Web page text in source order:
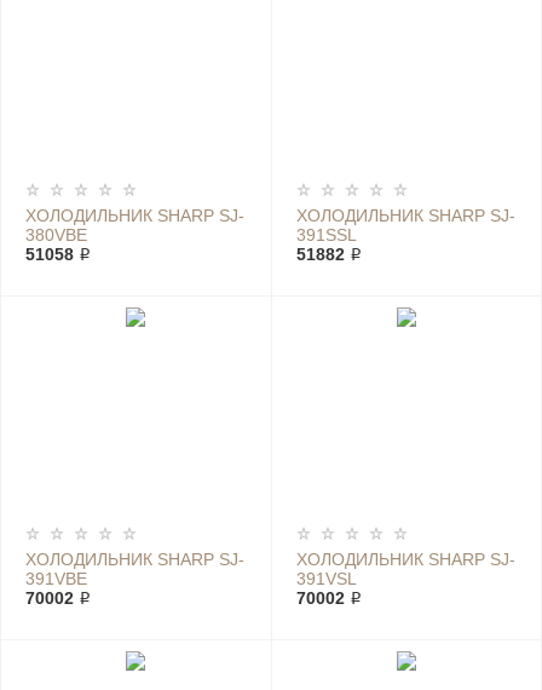
ХОЛОДИЛЬНИК SHARP SJ-
380VBE
51058 ₽
ХОЛОДИЛЬНИК SHARP SJ-
391SSL
51882 ₽
ХОЛОДИЛЬНИК SHARP SJ-
391VBE
70002 ₽
ХОЛОДИЛЬНИК SHARP SJ-
391VSL
70002 ₽